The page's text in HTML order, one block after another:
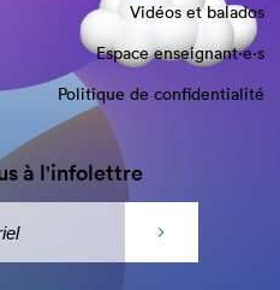
Vidéos et balados
Espace enseignant·e⋅s
Politique de confidentialité
à l'infolettre